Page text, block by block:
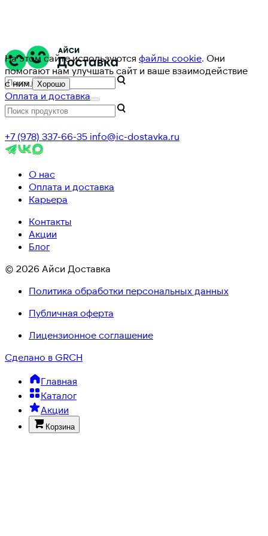
На этом сайте используются файлы cookie. Они
помогают нам улучшать сайт и ваше взаимодействие
с ним. Хорошо
Оплата и доставка
+7 (978) 337-66-35 info@ic-dostavka.ru
О нас
Оплата и доставка
Карьера
Контакты
Акции
Блог
© 2026 Айси Доставка
Политика обработки персональных данных
Публичная оферта
Лицензионное соглашение
Сделано в GRCH
Главная
Каталог
Акции
Корзина